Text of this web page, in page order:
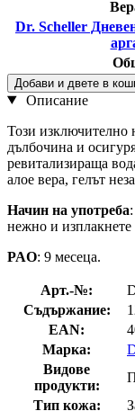
Dr. Scheller
Добави и двете в
Описание
Този изключително
дълбочина и
ревитализираща
алое вера, гелът
Начин на употреба
нежно и изплакнете
PAO: 9 месеца.
Арт.-№:
Съдържание:
EAN:
Марка:
Видове
продукти:
Тип кожа: